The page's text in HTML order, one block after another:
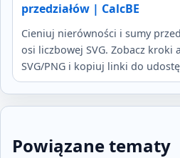
przedziałów | CalcBE
Cieniuj nierówności i sumy
osi liczbowej SVG. Zobacz kroki
SVG/PNG i kopiuj linki do
Powiązane tematy